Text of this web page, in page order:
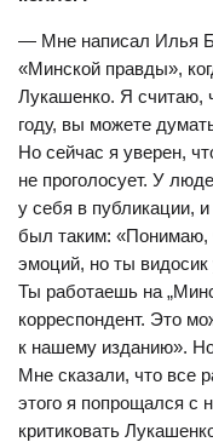
— Мне написал Илья
«Минской правды»,
Лукашенко. Я считаю,
году, вы можете
Но сейчас я уверен,
не проголосует. У
у себя в публикации,
был таким: «Понимаю,
эмоций, но ты
Ты работаешь на
корреспондент. Это
к нашему изданию».
Мне сказали, что все
этого я попрощался с
критиковать